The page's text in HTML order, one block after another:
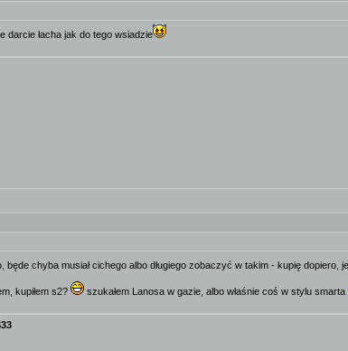
darcie łacha jak do tego wsiadzie
chyba musiał cichego albo długiego zobaczyć w takim - kupię dopiero,
kupiłem s2? szukałem Lanosa w gazie, albo właśnie coś w stylu smarta